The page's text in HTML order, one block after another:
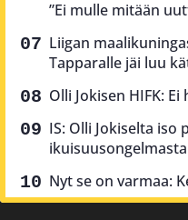
”Ei mulle mitään
Liigan
Tapparalle jäi luu
Olli Jokisen HIFK:
IS: Olli Jokiselta iso
Nyt se on varmaa: